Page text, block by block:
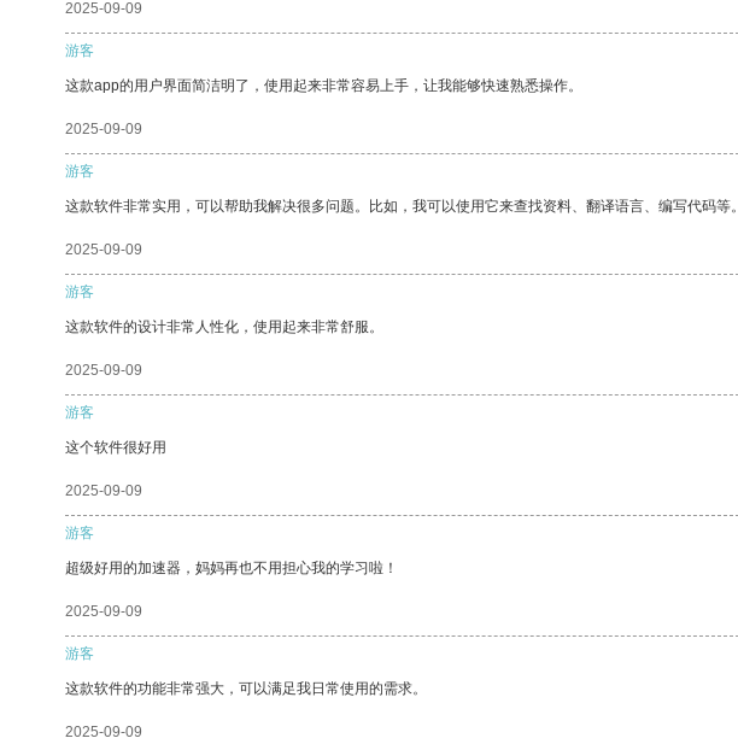
2025-09-09
游客
这款app的用户界面简洁明了，使用起来非常容易上手，让我能够快速熟悉操作。
2025-09-09
游客
这款软件非常实用，可以帮助我解决很多问题。比如，我可以使用它来查找资料、翻译语言、编写代码等。
2025-09-09
游客
这款软件的设计非常人性化，使用起来非常舒服。
2025-09-09
游客
这个软件很好用
2025-09-09
游客
超级好用的加速器，妈妈再也不用担心我的学习啦！
2025-09-09
游客
这款软件的功能非常强大，可以满足我日常使用的需求。
2025-09-09